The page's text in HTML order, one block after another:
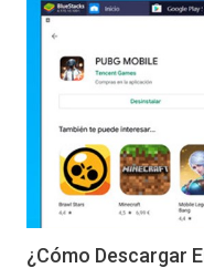
¿Cómo Descargar